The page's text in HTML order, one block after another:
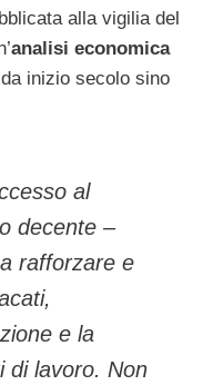
alla vigilia del
analisi economica
inizio secolo sino
al
decente –
rafforzare e
e la
di lavoro. Non